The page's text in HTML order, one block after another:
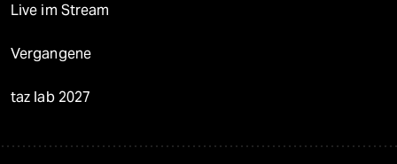
Live im Stream
Vergangene
taz lab 2027